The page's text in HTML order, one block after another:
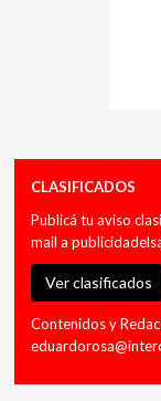
CLASIFICADOS
Publicá tu aviso
mail a
Ver clasificados
Contenidos y